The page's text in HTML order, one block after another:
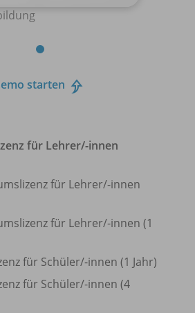
starten
für Lehrer/-innen
für Lehrer/-innen
für Lehrer/-innen (1
für Schüler/-innen (1 Jahr)
für Schüler/-innen (4